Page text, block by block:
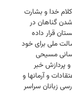
خدا و بشارت
گناهان در
قرار داده
ملی برای خود
مسیحی
پردازش خبر
و آرمانها و
زبانان سراسر